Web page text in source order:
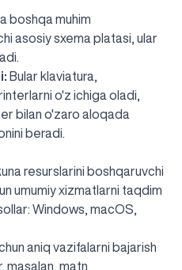
boshqa muhim
asosiy sxema platasi, ular
Bular klaviatura,
o'z ichiga oladi,
bilan o'zaro aloqada
beradi.
resurslarini boshqaruvchi
umumiy xizmatlarni taqdim
Windows, macOS,
aniq vazifalarni bajarish
masalan, matn